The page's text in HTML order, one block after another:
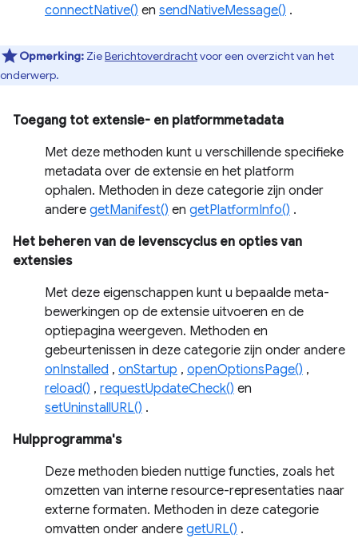
connectNative() en sendNativeMessage() .
Opmerking: ZieBerichtoverdrachtvoor een overzicht van het
onderwerp.
Toegang tot extensie- en platformmetadata
Met deze methoden kunt u verschillende specifieke
metadata over de extensie en het platform
ophalen. Methoden in deze categorie zijn onder
andere getManifest() en getPlatformInfo() .
Het beheren van de levenscyclus en opties van
extensies
Met deze eigenschappen kunt u bepaalde meta-
bewerkingen op de extensie uitvoeren en de
optiepagina weergeven. Methoden en
gebeurtenissen in deze categorie zijn onder andere
onInstalled , onStartup , openOptionsPage() ,
reload() , requestUpdateCheck() en
setUninstallURL() .
Hulpprogramma's
Deze methoden bieden nuttige functies, zoals het
omzetten van interne resource-representaties naar
externe formaten. Methoden in deze categorie
omvatten onder andere getURL() .